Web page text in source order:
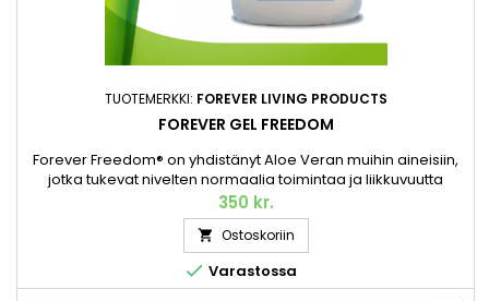
TUOTEMERKKI: FOREVER LIVING PRODUCTS
FOREVER GEL FREEDOM
Forever Freedom® on yhdistänyt Aloe Veran muihin aineisiin,
jotka tukevat nivelten normaalia toimintaa ja liikkuvuutta
maukkaassa appelsiininmakuisten mehun muodossa.
Olemme yhdistäneet glukosamiinisulfaatin ja
kondroitiinisulfaatin – kaksi luonnollisesti esiintyvää ainetta,
joiden on osoitettu tukevan nivelten terveyttä ja liikkuvuutta –
vakautettuun...
350 kr.
 Ostoskoriin
 Varastossa